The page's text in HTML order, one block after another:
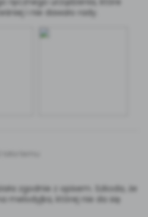
i nie dawało rady.
zgodnie z opisem. Szkoda, że
melodyjka, której nie da się